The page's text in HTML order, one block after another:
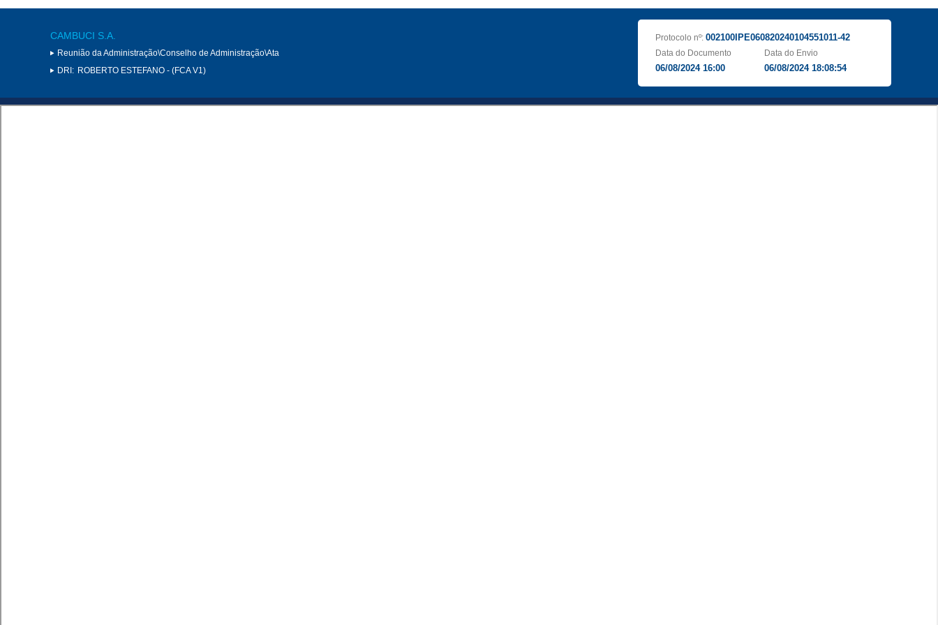
CAMBUCI S.A.
Reunião da Administração\Conselho de Administração\Ata
DRI: ROBERTO ESTEFANO - (FCA V1)
Protocolo nº: 002100IPE060820240104551011-42
Data do Documento
06/08/2024 16:00
Data do Envio
06/08/2024 18:08:54